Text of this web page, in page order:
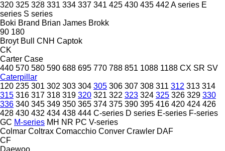
320 325 328 331 334 337 341 425 430 435 442 A series E
series S series
Boki Brand Brian James Brokk
90 180
Broyt Bull CNH Captok
CK
Carter Case
440 570 580 590 688 695 770 788 851 1088 1188 CX SR SV
Caterpillar
120 235 301 302 303 304 305 306 307 308 311 312 313 314
315 316 317 318 319 320 321 322 323 324 325 326 329 330
336 340 345 349 350 365 374 375 390 395 416 420 424 426
428 430 432 434 438 444 C-series D series E-series F-series
GC M-series MH NR PC V-series
Colmar Coltrax Comacchio Conver Crawler DAF
CF
Daewoo